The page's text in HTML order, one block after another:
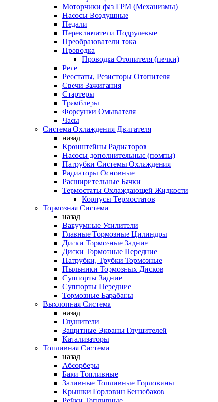
Моторчики фаз ГРМ (Механизмы)
Насосы Воздушные
Педали
Переключатели Подрулевые
Преобразователи тока
Проводка
Проводка Отопителя (печки)
Реле
Реостаты, Резисторы Отопителя
Свечи Зажигания
Стартеры
Трамблеры
Форсунки Омывателя
Часы
Система Охлаждения Двигателя
назад
Кронштейны Радиаторов
Насосы дополнительные (помпы)
Патрубки Системы Охлаждения
Радиаторы Основные
Расширительные Бачки
Термостаты Охлаждающей Жидкости
Корпусы Термостатов
Тормозная Система
назад
Вакуумные Усилители
Главные Тормозные Цилиндры
Диски Тормозные Задние
Диски Тормозные Передние
Патрубки, Трубки Тормозные
Пыльники Тормозных Дисков
Суппорты Задние
Суппорты Передние
Тормозные Барабаны
Выхлопная Система
назад
Глушители
Защитные Экраны Глушителей
Катализаторы
Топливная Система
назад
Абсорберы
Баки Топливные
Заливные Топливные Горловины
Крышки Горловин Бензобаков
Рейки Топливные